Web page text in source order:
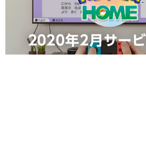
若ゲのいたり〜ゲームクリ
『うつヌケ』『ペンと箸』等で知
一先生によるゲーム業界レポート
なんでゲームは面白い？